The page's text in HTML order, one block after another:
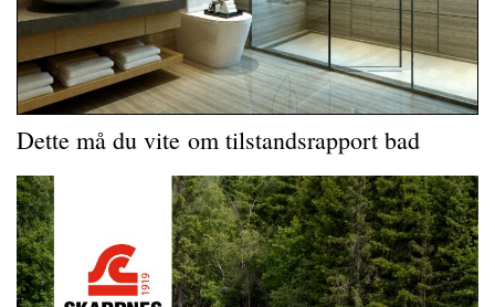
Dette må du vite om tilstandsrapport bad